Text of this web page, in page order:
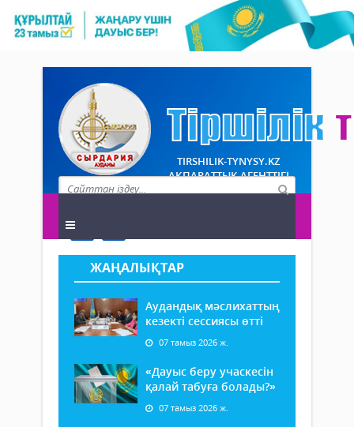
TIRSHILIK-TYNYSY.KZ
АҚПАРАТТЫҚ АГЕНТТІГІ
ЖАҢАЛЫҚТАР
Аудандық мәслихаттың
кезекті сессиясы өтті
07 тамыз 2026 ж.
«Дауыс беру учаскесін
қалай табуға болады?»
07 тамыз 2026 ж.